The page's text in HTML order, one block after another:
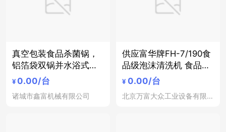
真空包装食品杀菌锅，
铝箔袋双锅并水浴式杀
菌锅蒸煮锅，玻璃瓶双
锅并联水浴式杀菌
¥ 0.00/台
诸城市鑫富机械有限公司
供应富华牌FH-7/190食
品级泡沫清洗机 食品级
清洗机 玻璃瓶清洗供应
工厂机械设备清洗 医院
器械设备清洗 清洗机厂
¥ 0.00/台
北京万富大众工业设备有限公司